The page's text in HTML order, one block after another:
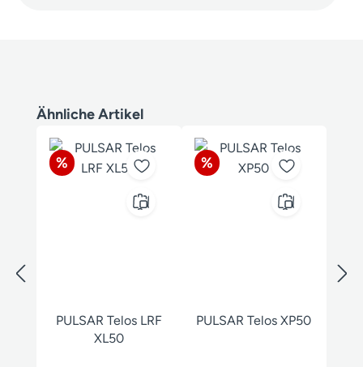
Produktgalerie überspringen
Ähnliche Artikel
Rabatt
%
PULSAR Telos LRF
XL50
Rabatt
%
PULSAR Telos XP50